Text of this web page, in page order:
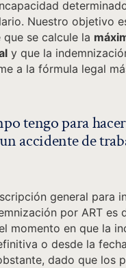
Nuestro objetivo
se calcule la
y que la
a la fórmula legal
tengo para
accidente de
general para
por ART es
momento en que la
o desde la
dado que los